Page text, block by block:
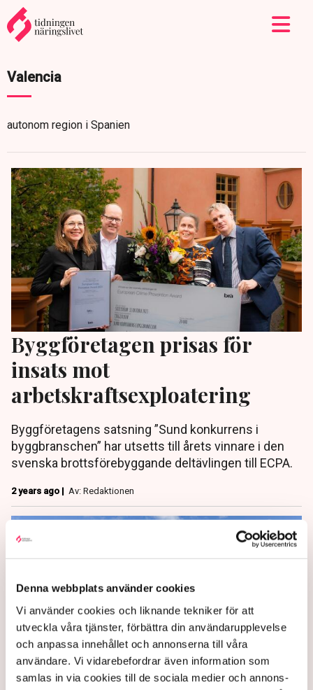
Denna webbplats använder cookies
Vi använder cookies och liknande tekniker för att
utveckla våra tjänster, förbättra din användarupplevelse
och anpassa innehållet och annonserna till våra
användare. Vi vidarebefordrar även information som
samlas in via cookies till de sociala medier och annons-
Valencia
autonom region i Spanien
Byggföretagen prisas för
insats mot
arbetskraftsexploatering
Byggföretagens satsning ”Sund konkurrens i
byggbranschen” har utsetts till årets vinnare i den
svenska brottsförebyggande deltävlingen till ECPA.
2 years ago | Av: Redaktionen